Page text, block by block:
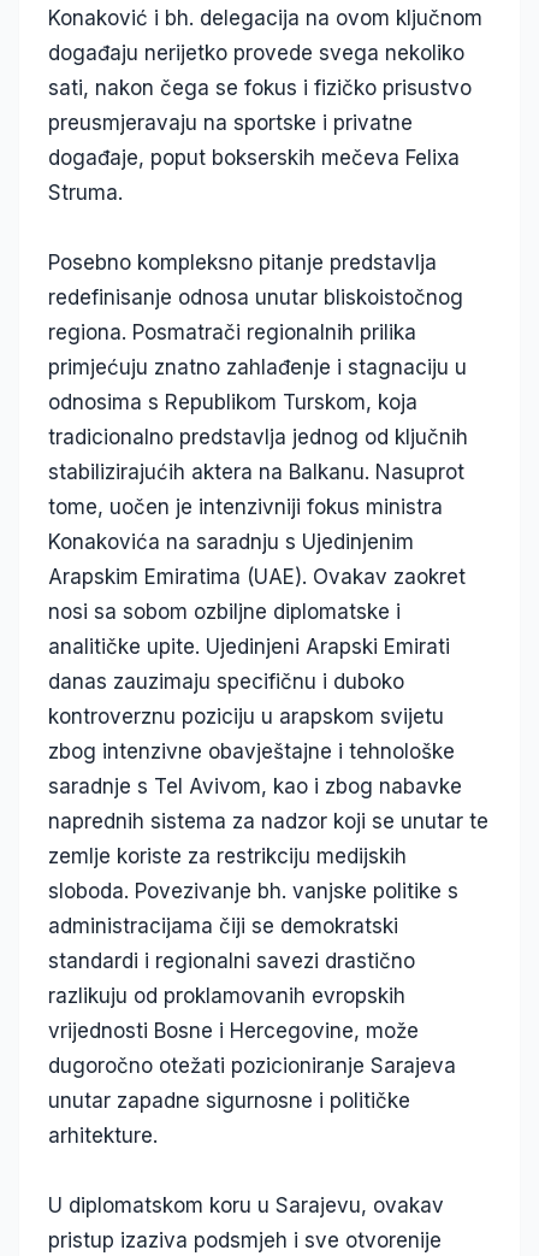
Konaković i bh. delegacija na ovom ključnom
događaju nerijetko provede svega nekoliko
sati, nakon čega se fokus i fizičko prisustvo
preusmjeravaju na sportske i privatne
događaje, poput bokserskih mečeva Felixa
Struma.
Posebno kompleksno pitanje predstavlja
redefinisanje odnosa unutar bliskoistočnog
regiona. Posmatrači regionalnih prilika
primjećuju znatno zahlađenje i stagnaciju u
odnosima s Republikom Turskom, koja
tradicionalno predstavlja jednog od ključnih
stabilizirajućih aktera na Balkanu. Nasuprot
tome, uočen je intenzivniji fokus ministra
Konakovića na saradnju s Ujedinjenim
Arapskim Emiratima (UAE). Ovakav zaokret
nosi sa sobom ozbiljne diplomatske i
analitičke upite. Ujedinjeni Arapski Emirati
danas zauzimaju specifičnu i duboko
kontroverznu poziciju u arapskom svijetu
zbog intenzivne obavještajne i tehnološke
saradnje s Tel Avivom, kao i zbog nabavke
naprednih sistema za nadzor koji se unutar te
zemlje koriste za restrikciju medijskih
sloboda. Povezivanje bh. vanjske politike s
administracijama čiji se demokratski
standardi i regionalni savezi drastično
razlikuju od proklamovanih evropskih
vrijednosti Bosne i Hercegovine, može
dugoročno otežati pozicioniranje Sarajeva
unutar zapadne sigurnosne i političke
arhitekture.
U diplomatskom koru u Sarajevu, ovakav
pristup izaziva podsmjeh i sve otvorenije